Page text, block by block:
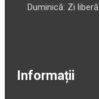
Duminică: Zi liberă
Informații